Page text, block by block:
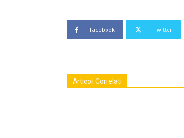
Facebook Twitter
Articoli Correlati